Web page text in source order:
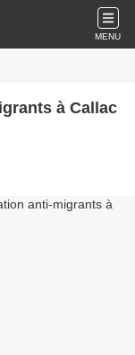
MENU
à Callac